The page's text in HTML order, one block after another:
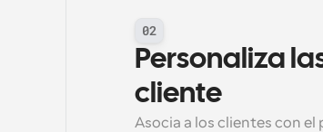
02
Personaliza
cliente
Asocia a los clientes con